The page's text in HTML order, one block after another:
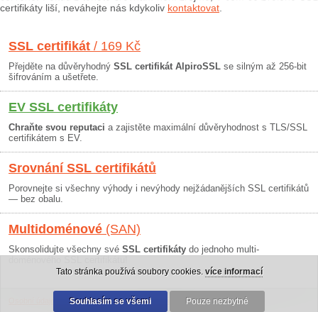
certifikáty liší, neváhejte nás kdykoliv kontaktovat
SSL certifikát / 169 Kč
Přejděte na důvěryhodný SSL certifikát AlpiroSSL se silným až 256-bit
šifrováním a ušetřete.
EV SSL certifikáty
Chraňte svou reputaci a zajistěte maximální důvěryhodnost s TLS/SSL
certifikátem s EV.
Srovnání SSL certifikátů
Porovnejte si všechny výhody i nevýhody nejžádanějších SSL certifikátů
— bez obalu.
Multidoménové (SAN)
Skonsolidujte všechny své SSL certifikáty do jednoho multi-
Obchodní podmínky|30 dní záruka
Tato stránka používá soubory cookies. více informací
Souhlasím se všemi Pouze nezbytné